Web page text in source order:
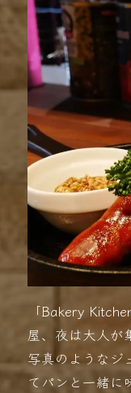
「Bakery
屋、夜は大人が
写真のようなジ
てパンと一緒に